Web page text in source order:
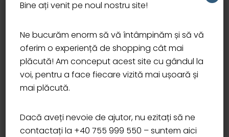
Bine ați venit pe noul nostru site!
Ne bucurăm enorm să vă întâmpinăm și să vă
oferim o experiență de shopping cât mai
plăcută! Am conceput acest site cu gândul la
voi, pentru a face fiecare vizită mai ușoară și
mai plăcută.
Dacă aveți nevoie de ajutor, nu ezitați să ne
contactați la +40 755 999 550 – suntem aici